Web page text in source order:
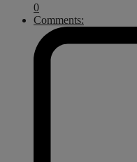
0
Comments: